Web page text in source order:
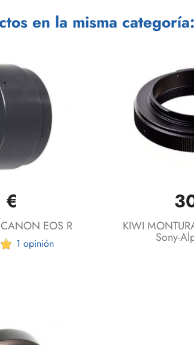
en la misma categoría:
€
EOS R
1 opinión

KIWI
Sony-